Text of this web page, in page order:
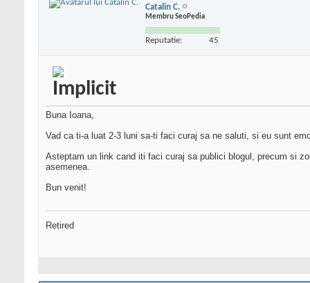
Catalin C.
Membru SeoPedia
Reputatie: 45
Buna Ioana,
Vad ca ti-a luat 2-3 luni sa-ti faci curaj sa ne saluti, si eu sunt
Asteptam un link cand iti faci curaj sa publici blogul, precum si
asemenea.
Bun venit!
Retired